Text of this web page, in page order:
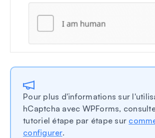
Pour plus d'informations sur
hCaptcha avec WPForms,
tutoriel étape par étape sur
configurer.